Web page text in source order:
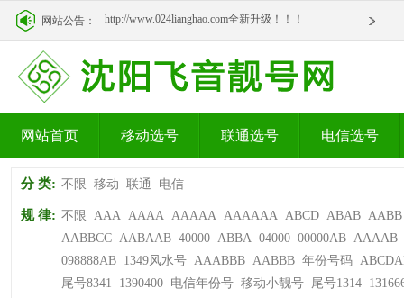
网站公告： http://www.024lianghao.com全新升级！！！
网站首页 移动选号 联通选号 电信选号
分 类: 不限 移动 联通 电信
规 律: 不限 AAA AAAA AAAAA AAAAAA ABCD ABAB AABB
AABBCC AABAAB 40000 ABBA 04000 00000AB AAAAB
098888AB 1349风水号 AAABBB AABBB 年份号码
尾号8341
1390400 电信年份号 移动小靓号 尾号1314